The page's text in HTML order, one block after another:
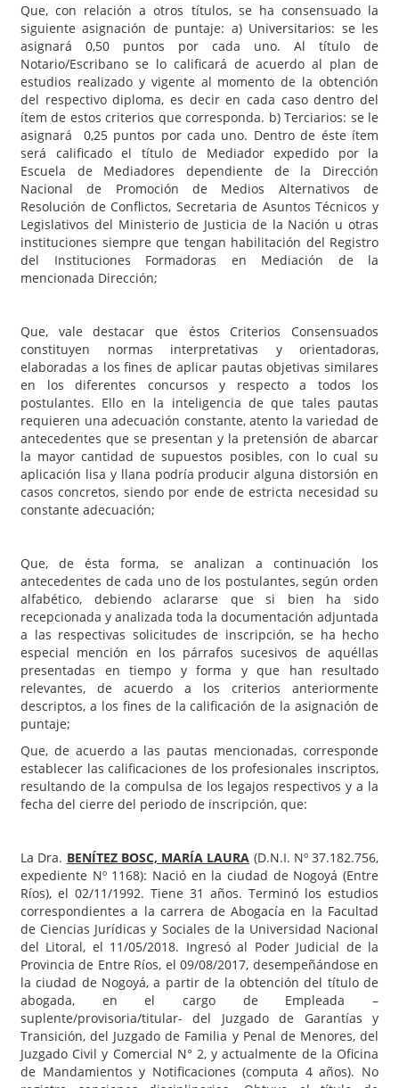
Que, con relación a otros títulos, se ha consensuado la
siguiente asignación de puntaje: a) Universitarios: se les
asignará 0,50 puntos por cada uno. Al título de
Notario/Escribano se lo calificará de acuerdo al plan de
estudios realizado y vigente al momento de la obtención
del respectivo diploma, es decir en cada caso dentro del
ítem de estos criterios que corresponda. b) Terciarios: se le
asignará 0,25 puntos por cada uno. Dentro de éste ítem
será calificado el título de Mediador expedido por la
Escuela de Mediadores dependiente de la Dirección
Nacional de Promoción de Medios Alternativos de
Resolución de Conflictos, Secretaria de Asuntos Técnicos y
Legislativos del Ministerio de Justicia de la Nación u otras
instituciones siempre que tengan habilitación del Registro
del Instituciones Formadoras en Mediación de la
mencionada Dirección;
Que, vale destacar que éstos Criterios Consensuados
constituyen normas interpretativas y orientadoras,
elaboradas a los fines de aplicar pautas objetivas similares
en los diferentes concursos y respecto a todos los
postulantes. Ello en la inteligencia de que tales pautas
requieren una adecuación constante, atento la variedad de
antecedentes que se presentan y la pretensión de abarcar
la mayor cantidad de supuestos posibles, con lo cual su
aplicación lisa y llana podría producir alguna distorsión en
casos concretos, siendo por ende de estricta necesidad su
constante adecuación;
Que, de ésta forma, se analizan a continuación los
antecedentes de cada uno de los postulantes, según orden
alfabético, debiendo aclararse que si bien ha sido
recepcionada y analizada toda la documentación adjuntada
a las respectivas solicitudes de inscripción, se ha hecho
especial mención en los párrafos sucesivos de aquéllas
presentadas en tiempo y forma y que han resultado
relevantes, de acuerdo a los criterios anteriormente
descriptos, a los fines de la calificación de la asignación de
puntaje;
Que, de acuerdo a las pautas mencionadas, corresponde
establecer las calificaciones de los profesionales inscriptos,
resultando de la compulsa de los legajos respectivos y a la
fecha del cierre del periodo de inscripción, que:
La Dra. BENÍTEZ BOSC, MARÍA LAURA (D.N.I. Nº 37.182.756,
expediente Nº 1168): Nació en la ciudad de Nogoyá (Entre
Ríos), el 02/11/1992. Tiene 31 años. Terminó los estudios
correspondientes a la carrera de Abogacía en la Facultad
de Ciencias Jurídicas y Sociales de la Universidad Nacional
del Litoral, el 11/05/2018. Ingresó al Poder Judicial de la
Provincia de Entre Ríos, el 09/08/2017, desempeñándose en
la ciudad de Nogoyá, a partir de la obtención del título de
abogada, en el cargo de Empleada –
suplente/provisoria/titular- del Juzgado de Garantías y
Transición, del Juzgado de Familia y Penal de Menores, del
Juzgado Civil y Comercial N° 2, y actualmente de la Oficina
de Mandamientos y Notificaciones (computa 4 años). No